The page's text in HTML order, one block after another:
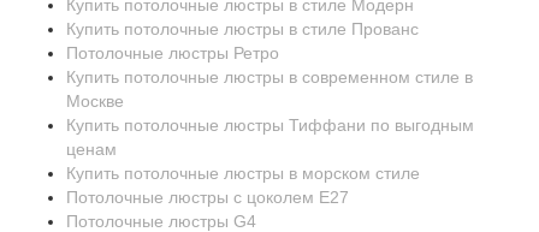
Купить потолочные люстры в стиле Модерн
Купить потолочные люстры в стиле Прованс
Потолочные люстры Ретро
Купить потолочные люстры в современном стиле в
Москве
Купить потолочные люстры Тиффани по выгодным
ценам
Купить потолочные люстры в морском стиле
Потолочные люстры с цоколем E27
Потолочные люстры G4